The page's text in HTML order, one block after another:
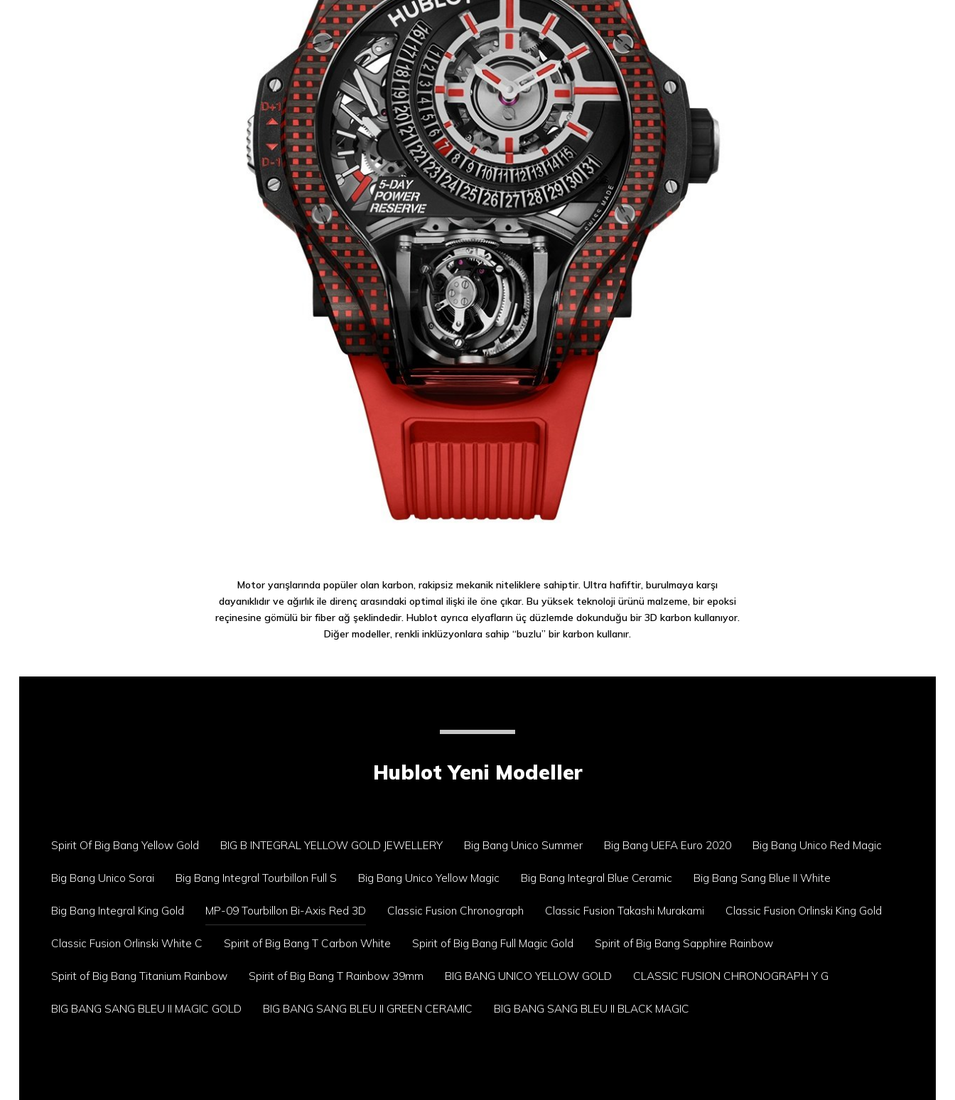
Motor yarışlarında popüler olan karbon, rakipsiz mekanik niteliklere sahiptir. Ultra hafiftir, burulmaya karşı
dayanıklıdır ve ağırlık ile direnç arasındaki optimal ilişki ile öne çıkar. Bu yüksek teknoloji ürünü malzeme, bir epoksi
reçinesine gömülü bir fiber ağ şeklindedir. Hublot ayrıca elyafların üç düzlemde dokunduğu bir 3D karbon kullanıyor.
Diğer modeller, renkli inklüzyonlara sahip “buzlu” bir karbon kullanır.
Hublot Yeni Modeller
Spirit Of Big Bang Yellow Gold BIG B INTEGRAL YELLOW GOLD JEWELLERY Big Bang Unico Summer Big Bang UEFA Euro 2020 Big Bang Unico Red Magic
Big Bang Unico Sorai Big Bang Integral Tourbillon Full S Big Bang Unico Yellow Magic Big Bang Integral Blue Ceramic Big Bang Sang Blue II White
Big Bang Integral King Gold MP-09 Tourbillon Bi-Axis Red 3D Classic Fusion Chronograph Classic Fusion Takashi Murakami Classic Fusion Orlinski King Gold
Classic Fusion Orlinski White C Spirit of Big Bang T Carbon White Spirit of Big Bang Full Magic Gold Spirit of Big Bang Sapphire Rainbow
Spirit of Big Bang Titanium Rainbow Spirit of Big Bang T Rainbow 39mm BIG BANG UNICO YELLOW GOLD CLASSIC FUSION CHRONOGRAPH Y G
BIG BANG SANG BLEU II MAGIC GOLD BIG BANG SANG BLEU II GREEN CERAMIC BIG BANG SANG BLEU II BLACK MAGIC